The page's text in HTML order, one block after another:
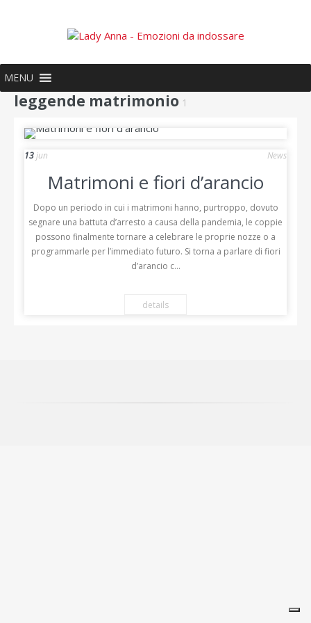
MENU
leggende matrimonio 1
13jun News
Matrimoni e fiori d’arancio
Dopo un periodo in cui i matrimoni hanno, purtroppo, dovuto
segnare una battuta d’arresto a causa della pandemia, le coppie
possono finalmente tornare a celebrare le proprie nozze o a
programmarle per l’immediato futuro. Si torna a parlare di fiori
d’arancio c...
details